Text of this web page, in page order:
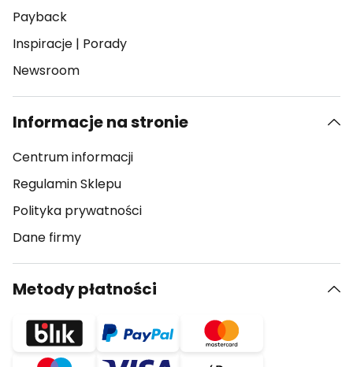
Payback
Inspiracje | Porady
Newsroom
Informacje na stronie
Centrum informacji
Regulamin Sklepu
Polityka prywatności
Dane firmy
Metody płatności